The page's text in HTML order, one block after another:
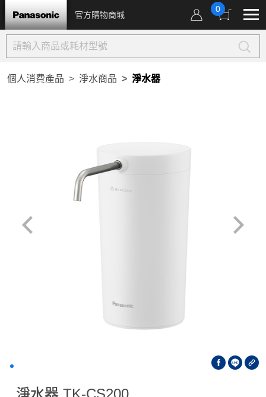
官方購物商城
0
個人消費產品 淨水商品 淨水器
淨水器 TK-CS200